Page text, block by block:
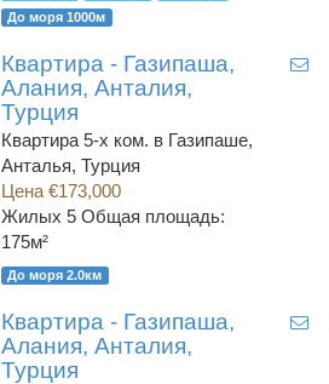
До моря 1000м
Квартира - Газипаша,
Алания, Анталия,
Турция
Квартира 5-х ком. в Газипаше,
Анталья, Турция
Цена €173,000
Жилых 5 Общая площадь:
175м²
До моря 2.0км
Квартира - Газипаша,
Алания, Анталия,
Турция